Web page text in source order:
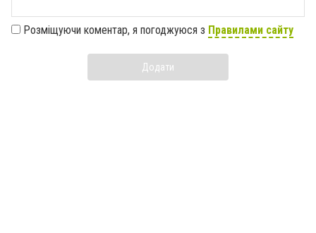
Розміщуючи коментар, я погоджуюся з Правилами сайту
Додати